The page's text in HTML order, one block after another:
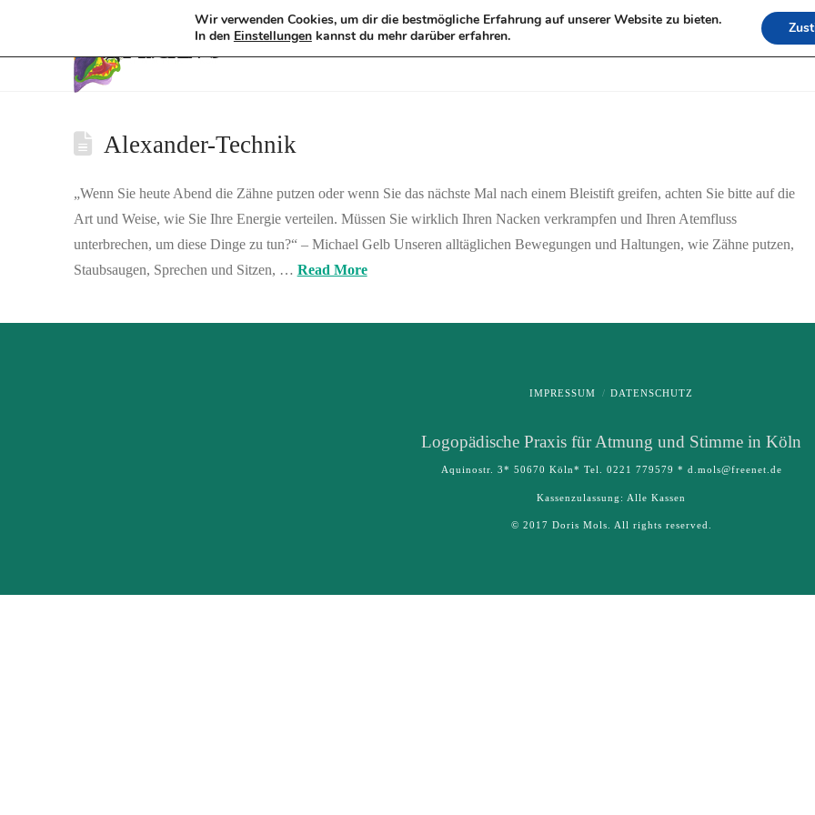
DORIS
Tag Archive
Alexander-Technik
„Wenn Sie heute Abend die Zähne putzen oder wenn Sie das nächste Mal nach einem Bleistift greifen, achten Sie bitte auf die
Art und Weise, wie Sie Ihre Energie verteilen. Müssen Sie wirklich Ihren Nacken verkrampfen und Ihren Atemfluss
unterbrechen, um diese Dinge zu tun?“ – Michael Gelb Unseren alltäglichen Bewegungen und Haltungen, wie Zähne putzen,
Staubsaugen, Sprechen und Sitzen, … Read More
IMPRESSUM DATENSCHUTZ
Logo­pädische Praxis für Atmung und Stimme in Köln
Aquinostr. 3* 50670 Köln* Tel. 0221 779579 * d.mols@freenet.de
Kassenzulassung: Alle Kassen
© 2017 Doris Mols. All rights reserved.
Wir verwenden Cookies, um dir die bestmögliche Erfahrung auf unserer Website zu bieten.
In den Einstellungenkannst du mehr darüber erfahren.